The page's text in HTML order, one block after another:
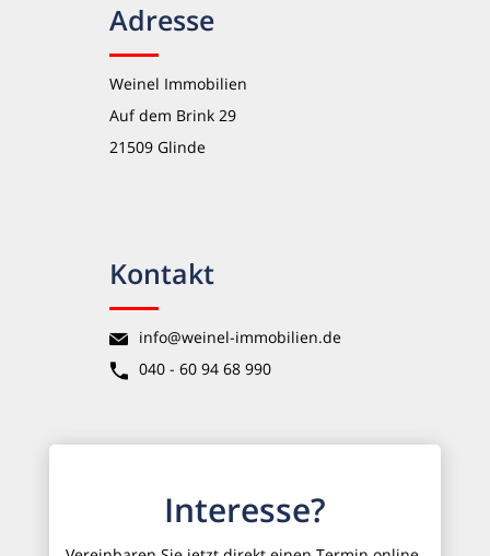
Adresse
Weinel Immobilien
Auf dem Brink 29
21509 Glinde
Kontakt
info@weinel-immobilien.de
040 - 60 94 68 990
Interesse?